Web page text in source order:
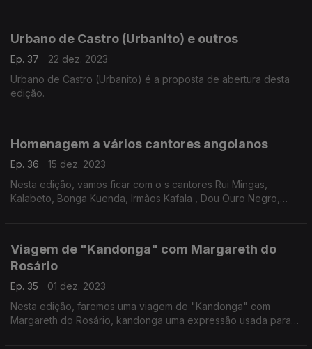
Urbano de Castro (Urbanito) e outros
Ep. 37
22 dez. 2023
Urbano de Castro (Urbanito) é a proposta de abertura desta
edição.
Homenagem a vários cantores angolanos
Ep. 36
15 dez. 2023
Nesta edição, vamos ficar com o s cantores Rui Mingas,
Kalabeto, Bonga Kuenda, Irmãos Kafala , Dou Ouro Negro,
Viagem de "Kandonga" com Margareth do
Rosário
Ep. 35
01 dez. 2023
Nesta edição, faremos uma viagem de "Kandonga" com
Margareth do Rosário, kandonga uma expressão usada para